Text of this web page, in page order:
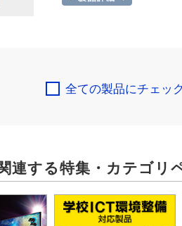
全ての製品にチェッ
連する特集・カテゴリ